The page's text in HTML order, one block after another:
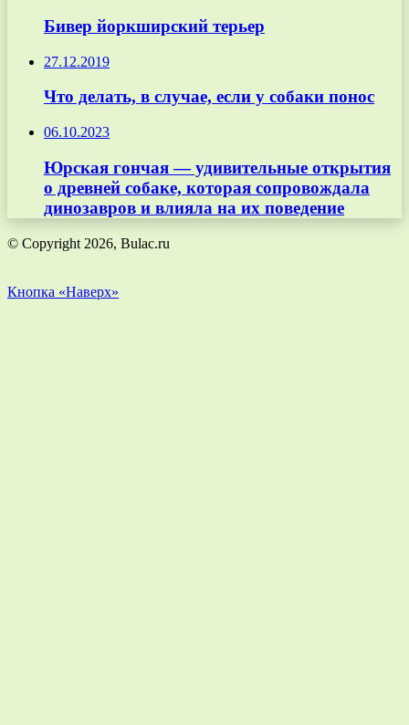
Бивер йоркширский терьер
27.12.2019
Что делать, в случае, если у собаки понос
06.10.2023
Юрская гончая — удивительные открытия
о древней собаке, которая сопровождала
динозавров и влияла на их поведение
© Copyright 2026, Bulac.ru
Кнопка «Наверх»